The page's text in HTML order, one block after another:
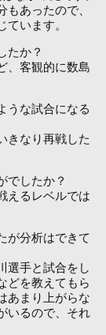
あったので、
います。
か？
、客観的に数島
な試合になる
きなり再戦した
したか？
えるレベルでは
分析はできて
選手と試合をし
どを教えてもら
あまり上がらな
いるので、それ